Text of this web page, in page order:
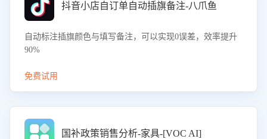
抖音小店自订单自动插旗备注-八爪鱼
自动标注插旗颜色与填写备注，可以实现0误差，效率提升
90%
免费试用
国补政策销售分析-家具-[VOC AI]